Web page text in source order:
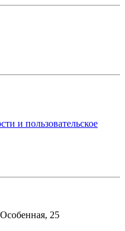
и пользовательское
25